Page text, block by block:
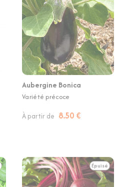
Aubergine Bonica
Variété précoce
À partir de 8.50 €
Épuisé